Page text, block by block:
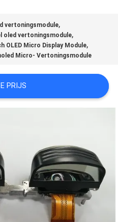
vertoningsmodule,
oled vertoningsmodule,
OLED Micro Display Module,
Micro- Vertoningsmodule
PRIJS